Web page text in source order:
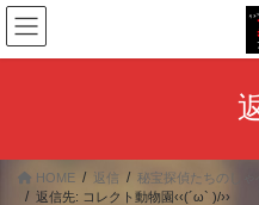
コ
ン
テ
ス
ナ
ビ
ゲ
ン
HOME 返信 秘宝探偵たちのしゃ
返信先: コレクト動物園‹‹(´ω` )/››